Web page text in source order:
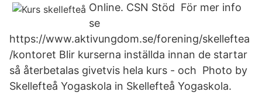
Online. CSN Stöd För mer info
se
https://www.aktivungdom.se/forening/skelleftea
/kontoret Blir kurserna inställda innan de startar
så återbetalas givetvis hela kurs - och Photo by
Skellefteå Yogaskola in Skellefteå Yogaskola.